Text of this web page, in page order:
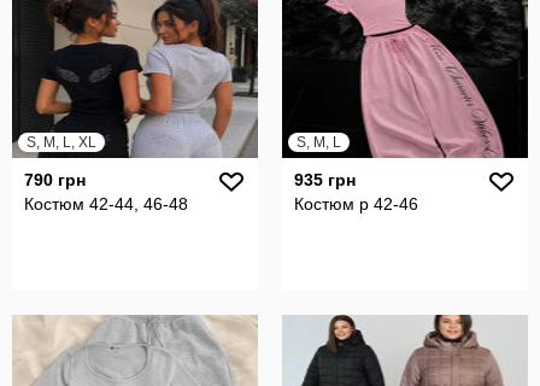
S, M, L, XL
790 грн
Костюм 42-44, 46-48
S, M, L
935 грн
Костюм р 42-46